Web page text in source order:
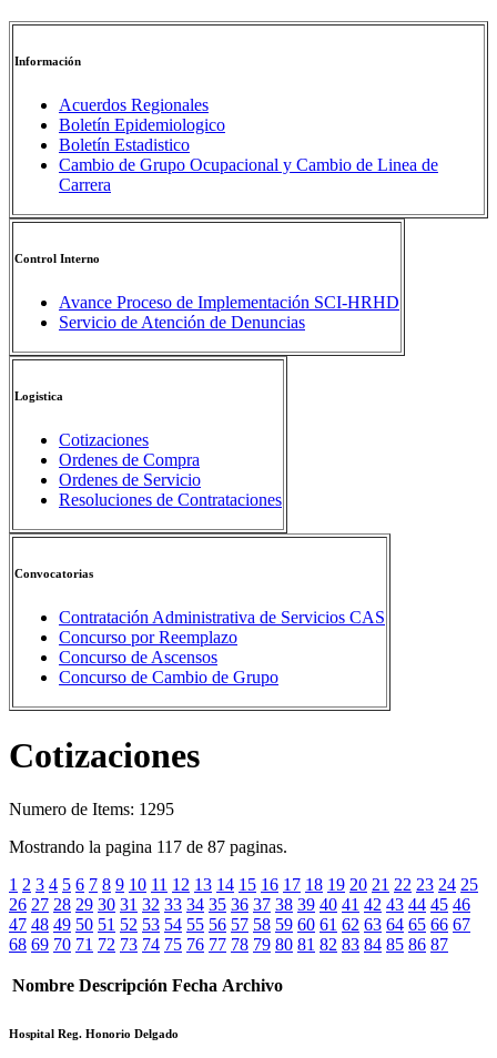
Información
Acuerdos Regionales
Boletín Epidemiologico
Boletín Estadistico
Cambio de Grupo Ocupacional y Cambio de Linea de
Carrera
Control Interno
Avance Proceso de Implementación SCI-HRHD
Servicio de Atención de Denuncias
Logistica
Cotizaciones
Ordenes de Compra
Ordenes de Servicio
Resoluciones de Contrataciones
Convocatorias
Contratación Administrativa de Servicios CAS
Concurso por Reemplazo
Concurso de Ascensos
Concurso de Cambio de Grupo
Cotizaciones
Numero de Items: 1295
Mostrando la pagina 117 de 87 paginas.
1 2 3 4 5 6 7 8 9 10 11 12 13 14 15 16 17 18 19 20 21 22 23 24 25
26 27 28 29 30 31 32 33 34 35 36 37 38 39 40 41 42 43 44 45 46
47 48 49 50 51 52 53 54 55 56 57 58 59 60 61 62 63 64 65 66 67
68 69 70 71 72 73 74 75 76 77 78 79 80 81 82 83 84 85 86 87
Nombre Descripción Fecha Archivo
Hospital Reg. Honorio Delgado